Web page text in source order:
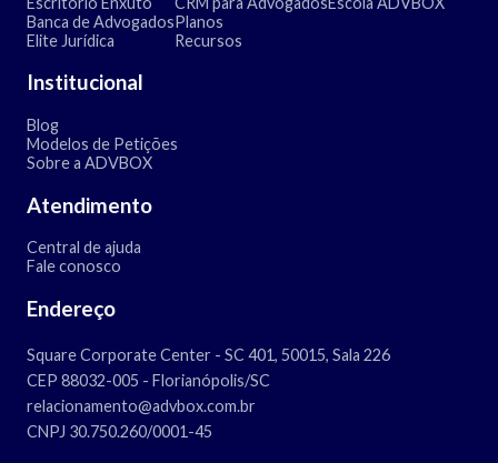
Banca de Advogados
Elite Jurídica
Planos
Recursos
Institucional
Blog
Modelos de Petições
Sobre a ADVBOX
Atendimento
Central de ajuda
Fale conosco
Endereço
Square Corporate Center - SC 401, 50015, Sala 226
CEP 88032-005 - Florianópolis/SC
relacionamento@advbox.com.br
CNPJ 30.750.260/0001-45